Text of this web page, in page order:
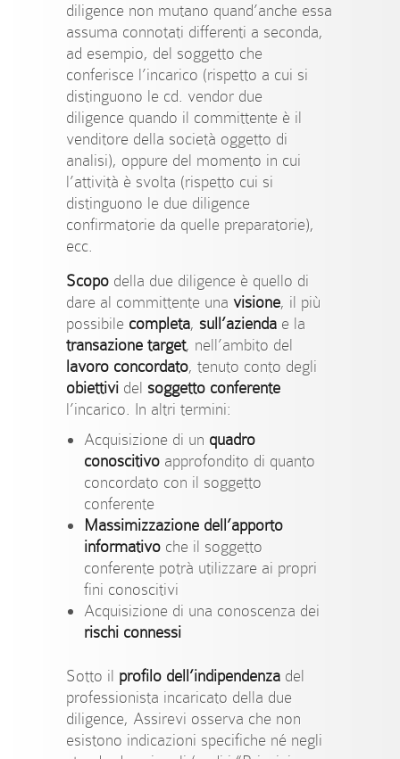
diligence non mutano quand’anche essa
assuma connotati differenti a seconda,
ad esempio, del soggetto che
conferisce l’incarico (rispetto a cui si
distinguono le cd. vendor due
diligence quando il committente è il
venditore della società oggetto di
analisi), oppure del momento in cui
l’attività è svolta (rispetto cui si
distinguono le due diligence
confirmatorie da quelle preparatorie),
ecc.
Scopo della due diligence è quello di
dare al committente una visione, il più
possibile completa, sull’azienda e la
transazione target, nell’ambito del
lavoro concordato, tenuto conto degli
obiettivi del soggetto conferente
l’incarico. In altri termini:
Acquisizione di un quadro
conoscitivo approfondito di quanto
concordato con il soggetto
conferente
Massimizzazione dell’apporto
informativo che il soggetto
conferente potrà utilizzare ai propri
fini conoscitivi
Acquisizione di una conoscenza dei
rischi connessi
Sotto il profilo dell’indipendenza del
professionista incaricato della due
diligence, Assirevi osserva che non
esistono indicazioni specifiche né negli